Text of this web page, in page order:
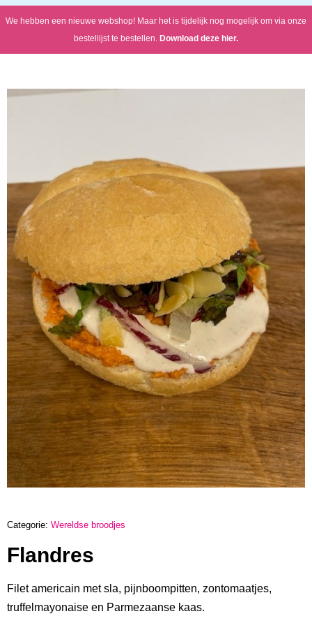
We hebben een nieuwe webshop! Maar het is tijdelijk nog mogelijk om via onze
bestellijst te bestellen. Download deze hier.
Categorie: Wereldse broodjes
Flandres
Filet americain met sla, pijnboompitten, zontomaatjes,
truffelmayonaise en Parmezaanse kaas.